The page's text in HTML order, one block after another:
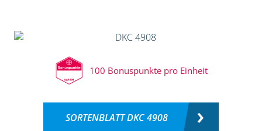
100 Bonuspunkte pro Einheit
SORTENBLATT DKC 4908